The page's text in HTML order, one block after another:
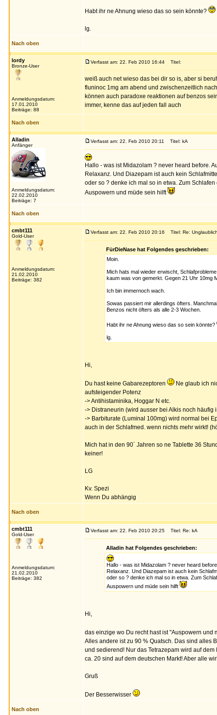
Habt ihr ne Ahnung wieso das so sein könnte?
lg.
Nach oben
lordy
Bronze-User
Anmeldungsdatum:
17.01.2010
Beiträge: 88
Verfasst am: 22. Feb 2010 16:44 Titel:
weiß auch net wieso das bei dir so is, aber si
fluninoc 1mg am abend und zwischenzeitlich
können auch paradoxe reaktionen auf benzos
immer, kenne das auf jeden fall auch
Nach oben
Alladin
Anfänger
Anmeldungsdatum:
22.02.2010
Beiträge: 7
Verfasst am: 22. Feb 2010 20:11 Titel: kA
Hallo - was ist Midazolam ? never heard before.
Relaxanz. Und Diazepam ist auch kein
oder so ? denke ich mal so in etwa. Zum
Auspowern und müde sein hilft
Nach oben
cmbt111
Gold-User
Anmeldungsdatum:
21.02.2010
Beiträge: 382
Verfasst am: 22. Feb 2010 20:16 Titel: Re:
FürDieNase hat Folgendes geschrieben:
Moin.
Mich hats mal wieder erwischt,
kaum was von gemerkt. Gegen 21 Uhr 10mg
Ich bin immernoch wach.
Sowas passiert mir allerdings öfters.
Benzos nicht öfters als alle 2-3 Wochen.
Habt ihr ne Ahnung wieso das so sein könnte?
lg.
Hi,
Du hast keine Gabarezeptoren
Ne glaub ich
aufsteigender Potenz
-> Antihistaminika, Hoggar N etc.
-> Distraneurin (wird ausser bei Alkis noch häufig
-> Barbiturate (Luminal 100mg) wird normal bei
auch in der Schlafmed. wenn nichts mehr wirkt!
Mich hat in den 90´ Jahren so ne Tablette 36
keiner!
LG
Kv. Spezi
Wenn Du abhängig
Nach oben
cmbt111
Gold-User
Anmeldungsdatum:
21.02.2010
Beiträge: 382
Verfasst am: 22. Feb 2010 20:25 Titel: Re: kA
Alladin hat Folgendes geschrieben:
Hallo - was ist Midazolam ? never heard
Relaxanz. Und Diazepam ist auch kein
oder so ? denke ich mal so in etwa. Zum
Auspowern und müde sein hilft
Hi,
das einzige wo Du recht hast ist "Auspowern und
Alles andere ist zu 90 % Quatsch. Das sind alles
und sedierend! Nur das Tetrazepam wird auf
ca. 20 sind auf dem deutschen Markt! Aber alle
Gruß
Der Besserwisser
Nach oben